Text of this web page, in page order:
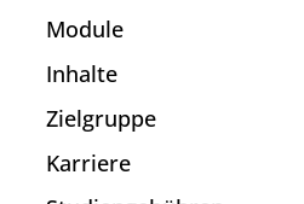
Module
Inhalte
Zielgruppe
Karriere